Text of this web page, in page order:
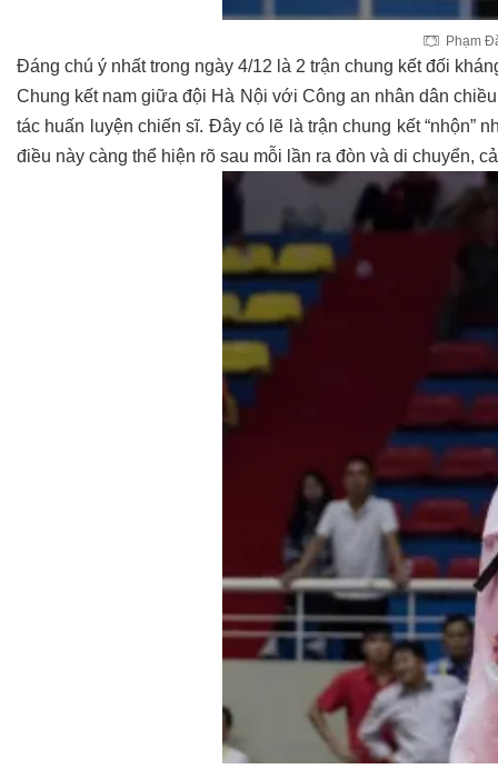
Phạm
Đáng chú ý nhất trong ngày 4/12 là 2 trận chung kết đối
Chung kết nam giữa đội Hà Nội với Công an nhân dân
tác huấn luyện chiến sĩ. Đây có lẽ là trận chung kết “nhộn”
điều này càng thể hiện rõ sau mỗi lần ra đòn và di chuyển,